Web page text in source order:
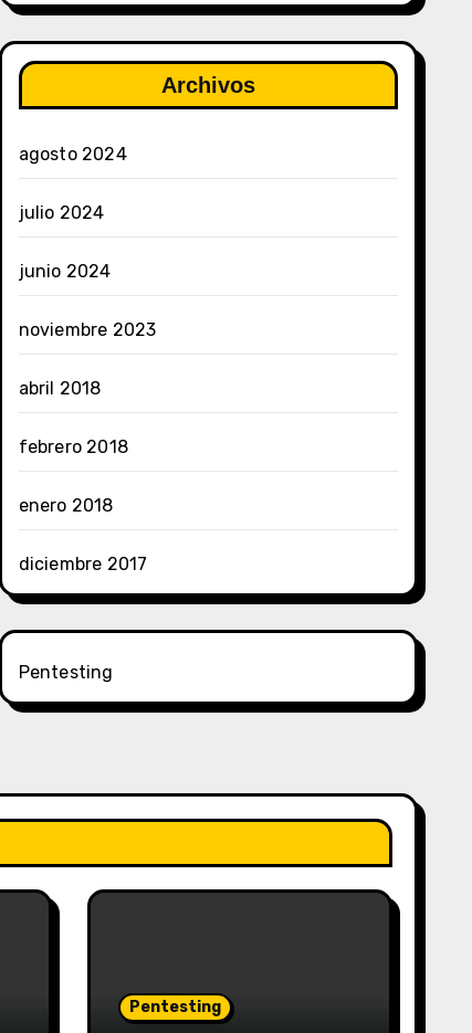
Archivos
agosto 2024
julio 2024
junio 2024
noviembre 2023
abril 2018
febrero 2018
enero 2018
diciembre 2017
Pentesting
Pentesting